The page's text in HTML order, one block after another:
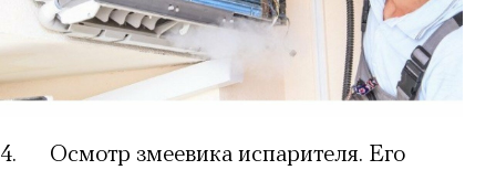
4.
Осмотр змеевика испарителя. Его